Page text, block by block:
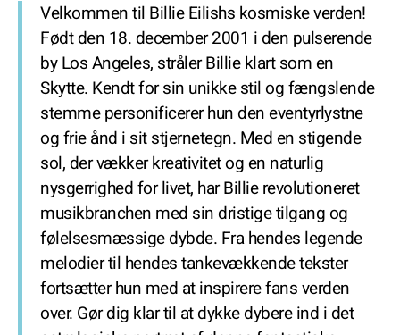
Velkommen til Billie Eilishs kosmiske verden!
Født den 18. december 2001 i den pulserende
by Los Angeles, stråler Billie klart som en
Skytte. Kendt for sin unikke stil og fængslende
stemme personificerer hun den eventyrlystne
og frie ånd i sit stjernetegn. Med en stigende
sol, der vækker kreativitet og en naturlig
nysgerrighed for livet, har Billie revolutioneret
musikbranchen med sin dristige tilgang og
følelsesmæssige dybde. Fra hendes legende
melodier til hendes tankevækkende tekster
fortsætter hun med at inspirere fans verden
over. Gør dig klar til at dykke dybere ind i det